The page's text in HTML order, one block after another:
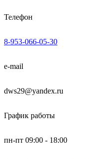
Телефон
8-953-066-05-30
e-mail
dws29@yandex.ru
График работы
пн-пт 09:00 - 18:00